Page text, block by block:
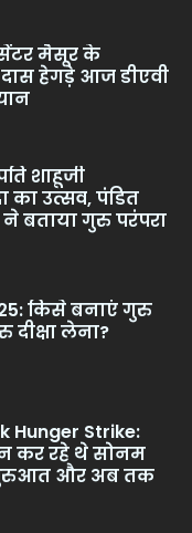
सेंटर मैसूर के
हेगड़े आज डीएवी
शाहूजी
का उत्सव, पंडित
बताया गुरु परंपरा
किसे बनाएं गुरु
लेना?
Hunger Strike:
कर रहे थे सोनम
और अब तक